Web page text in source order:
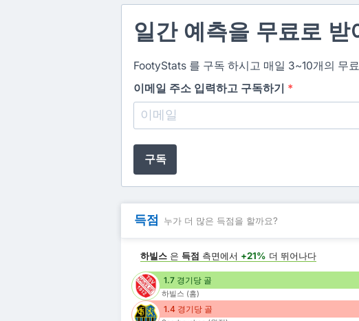
일간 예측을 무료로 받
FootyStats 를 구독 하시고 매일 3~10개의 무
이메일 주소 입력하고 구독하기 *
구독
득점 누가 더 많은 득점을 할까요?
하빌스 은 득점 측면에서 +21% 더 뛰어나다
1.7 경기당 골
하빌스 (홈)
1.4 경기당 골